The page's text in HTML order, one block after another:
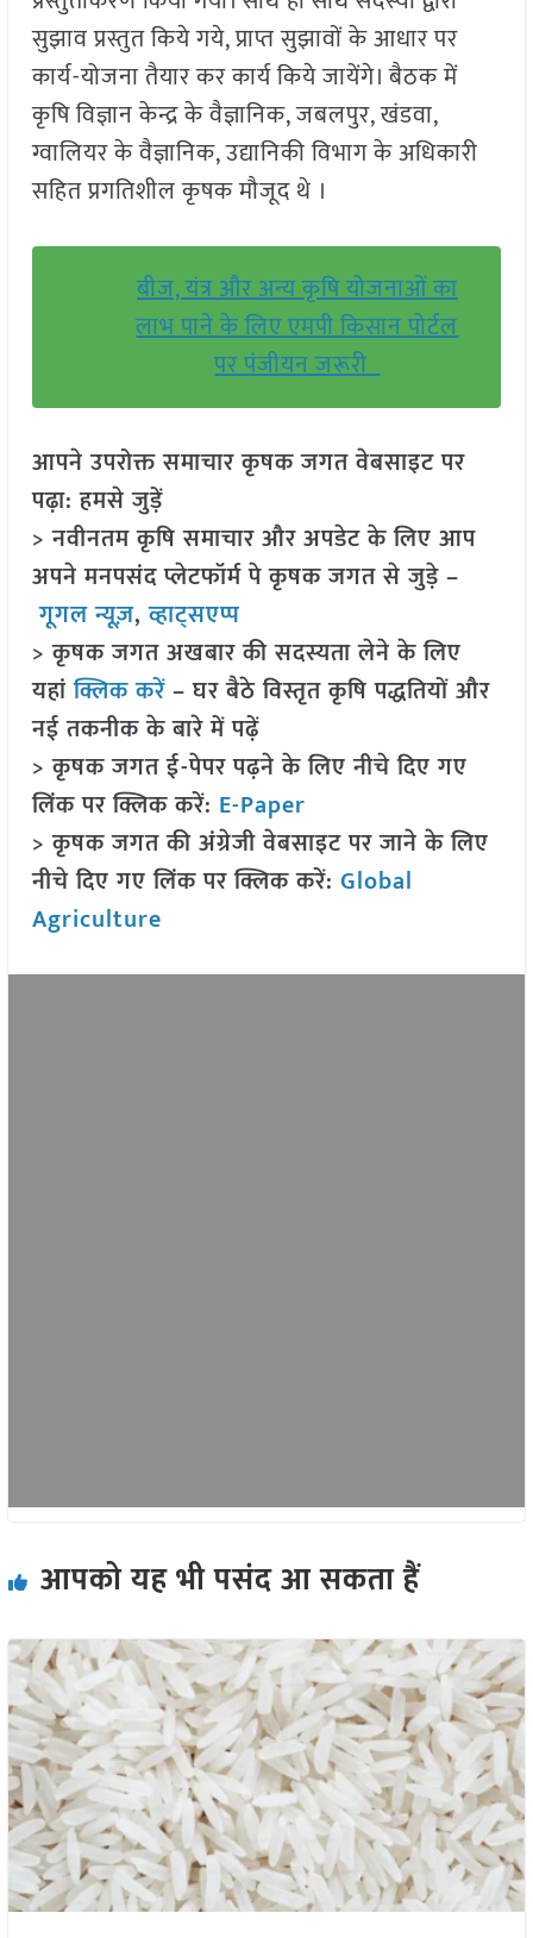
सुझाव प्रस्तुत किये गये, प्राप्त सुझावों के आधार पर
कार्य-योजना तैयार कर कार्य किये जायेंगे। बैठक में
कृषि विज्ञान केन्द्र के वैज्ञानिक, जबलपुर, खंडवा,
ग्वालियर के वैज्ञानिक, उद्यानिकी विभाग के अधिकारी
सहित प्रगतिशील कृषक मौजूद थे ।
बीज, यंत्र और अन्य कृषि योजनाओं का
लाभ पाने के लिए एमपी किसान पोर्टल
पर पंजीयन जरूरी
आपने उपरोक्त समाचार कृषक जगत वेबसाइट पर
पढ़ा: हमसे जुड़ें
> नवीनतम कृषि समाचार और अपडेट के लिए आप
अपने मनपसंद प्लेटफॉर्म पे कृषक जगत से जुड़े –
गूगल न्यूज़,व्हाट्सएप्प
> कृषक जगत अखबार की सदस्यता लेने के लिए
यहांक्लिक करें– घर बैठे विस्तृत कृषि पद्धतियों और
नई तकनीक के बारे में पढ़ें
> कृषक जगत ई-पेपर पढ़ने के लिए नीचे दिए गए
लिंक पर क्लिक करें: E-Paper
> कृषक जगत की अंग्रेजी वेबसाइट पर जाने के लिए
नीचे दिए गए लिंक पर क्लिक करें: Global
Agriculture
आपको यह भी पसंद आ सकता हैं